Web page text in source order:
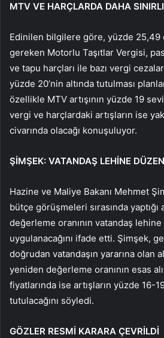
MTV VE HARÇLARDA DAHA
Edinilen bilgilere göre, yüzde 25,49
gereken Motorlu Taşıtlar Vergisi,
ve tapu harçları ile bazı vergi
yüzde 20’nin altında tutulması
özellikle MTV artışının yüzde 19
vergi ve harçlardaki artışların ise
civarında olacağı konuşuluyor.
ŞİMŞEK: VATANDAŞ LEHİNE
Hazine ve Maliye Bakanı Mehmet
bütçe görüşmeleri sırasında yaptığı
değerleme oranının vatandaş
uygulanacağını ifade etti. Şimşek,
doğrudan vatandaşın yararına olan
yeniden değerleme oranının esas
fiyatlarında ise artışların yüzde 16-
tutulacağını söyledi.
GÖZLER RESMİ KARARA ÇEVRİLDİ